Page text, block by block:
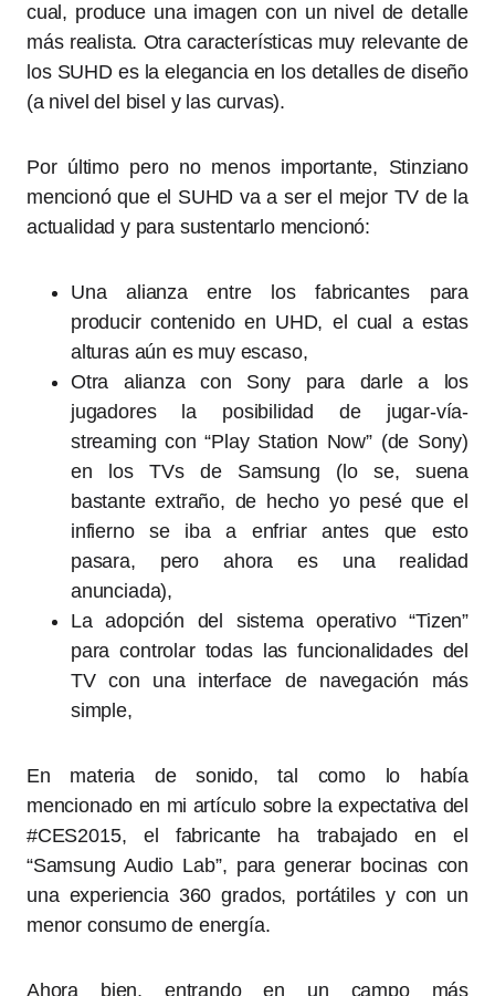
cual, produce una imagen con un nivel de detalle
más realista. Otra características muy relevante de
los SUHD es la elegancia en los detalles de diseño
(a nivel del bisel y las curvas).
Por último pero no menos importante, Stinziano
mencionó que el SUHD va a ser el mejor TV de la
actualidad y para sustentarlo mencionó:
Una alianza entre los fabricantes para
producir contenido en UHD, el cual a estas
alturas aún es muy escaso,
Otra alianza con Sony para darle a los
jugadores la posibilidad de jugar-vía-
streaming con “Play Station Now” (de Sony)
en los TVs de Samsung (lo se, suena
bastante extraño, de hecho yo pesé que el
infierno se iba a enfriar antes que esto
pasara, pero ahora es una realidad
anunciada),
La adopción del sistema operativo “Tizen”
para controlar todas las funcionalidades del
TV con una interface de navegación más
simple,
En materia de sonido, tal como lo había
mencionado en mi artículo sobre la expectativa del
#CES2015, el fabricante ha trabajado en el
“Samsung Audio Lab”, para generar bocinas con
una experiencia 360 grados, portátiles y con un
menor consumo de energía.
Ahora bien, entrando en un campo más